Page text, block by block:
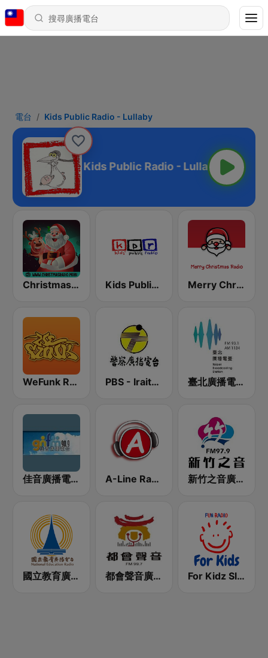
電台 Kids Public Radio - Lullaby
Kids Public Radio - Lullaby
Christmas Radio Kids Public Radio Merry Christmas Radio
WeFunk Radio 放克音樂網路電台 PBS - Iraitung Sub-Station 臺北廣播電臺 Ho Hi Yan 原住民專屬頻道 AM1134
佳音廣播電台 90.9 FM A-Line Radio 聯播網 新竹之音廣播電台 FM 97.9 MHz
國立教育廣播電臺 臺北總臺AM臺 都會聲音廣播電台FM99.7 For Kidz Sleep Kids